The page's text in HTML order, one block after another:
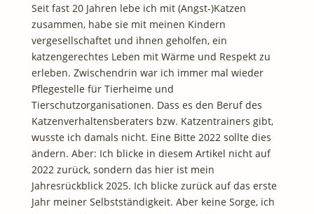
Seit fast 20 Jahren lebe ich mit (Angst-)Katzen
zusammen, habe sie mit meinen Kindern
vergesellschaftet und ihnen geholfen, ein
katzengerechtes Leben mit Wärme und Respekt zu
erleben. Zwischendrin war ich immer mal wieder
Pflegestelle für Tierheime und
Tierschutzorganisationen. Dass es den Beruf des
Katzenverhaltensberaters bzw. Katzentrainers gibt,
wusste ich damals nicht. Eine Bitte 2022 sollte dies
ändern. Aber: Ich blicke in diesem Artikel nicht auf
2022 zurück, sondern das hier ist mein
Jahresrückblick 2025. Ich blicke zurück auf das erste
Jahr meiner Selbstständigkeit. Aber keine Sorge, ich